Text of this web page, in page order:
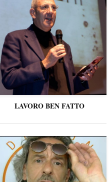
LAVORO BEN FATTO